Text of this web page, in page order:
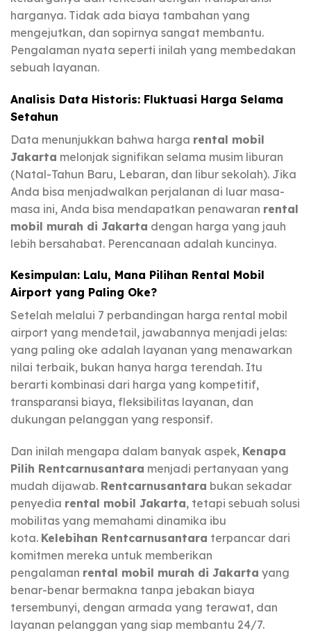
harganya. Tidak ada biaya tambahan yang
mengejutkan, dan sopirnya sangat membantu.
Pengalaman nyata seperti inilah yang membedakan
sebuah layanan.
Analisis Data Historis: Fluktuasi Harga Selama
Setahun
Data menunjukkan bahwa harga rental mobil
Jakarta melonjak signifikan selama musim liburan
(Natal-Tahun Baru, Lebaran, dan libur sekolah). Jika
Anda bisa menjadwalkan perjalanan di luar masa-
masa ini, Anda bisa mendapatkan penawaran rental
mobil murah di Jakarta dengan harga yang jauh
lebih bersahabat. Perencanaan adalah kuncinya.
Kesimpulan: Lalu, Mana Pilihan Rental Mobil
Airport yang Paling Oke?
Setelah melalui 7 perbandingan harga rental mobil
airport yang mendetail, jawabannya menjadi jelas:
yang paling oke adalah layanan yang menawarkan
nilai terbaik, bukan hanya harga terendah. Itu
berarti kombinasi dari harga yang kompetitif,
transparansi biaya, fleksibilitas layanan, dan
dukungan pelanggan yang responsif.
Dan inilah mengapa dalam banyak aspek, Kenapa
Pilih Rentcarnusantara menjadi pertanyaan yang
mudah dijawab. Rentcarnusantara bukan sekadar
penyedia rental mobil Jakarta, tetapi sebuah solusi
mobilitas yang memahami dinamika ibu
kota. Kelebihan Rentcarnusantara terpancar dari
komitmen mereka untuk memberikan
pengalaman rental mobil murah di Jakarta yang
benar-benar bermakna tanpa jebakan biaya
tersembunyi, dengan armada yang terawat, dan
layanan pelanggan yang siap membantu 24/7.